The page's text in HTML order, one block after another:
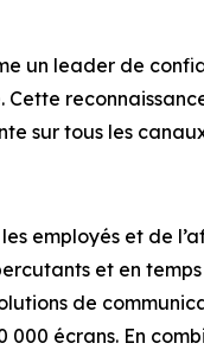
un leader de
sur tous les
employés et de
et en
de
écrans. En